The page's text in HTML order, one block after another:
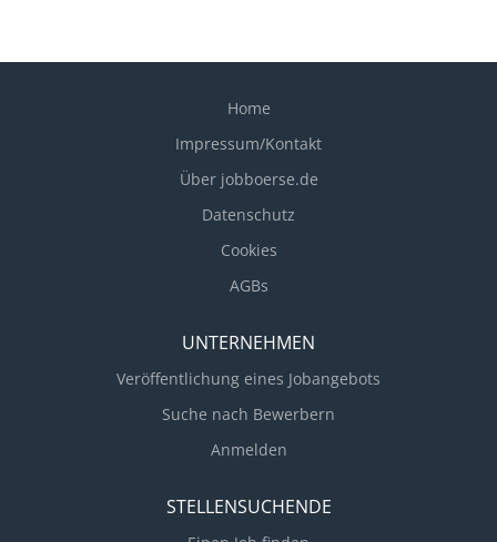
Home
Impressum/Kontakt
Über jobboerse.de
Datenschutz
Cookies
AGBs
UNTERNEHMEN
Veröffentlichung eines Jobangebots
Suche nach Bewerbern
Anmelden
STELLENSUCHENDE